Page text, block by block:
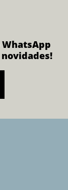
WhatsApp